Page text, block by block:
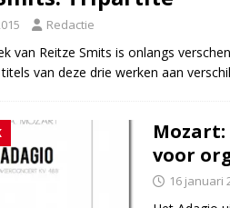
Redactie
van Reitze Smits is onlangs
van deze drie werken aan
Mozart:
voor
16 januari